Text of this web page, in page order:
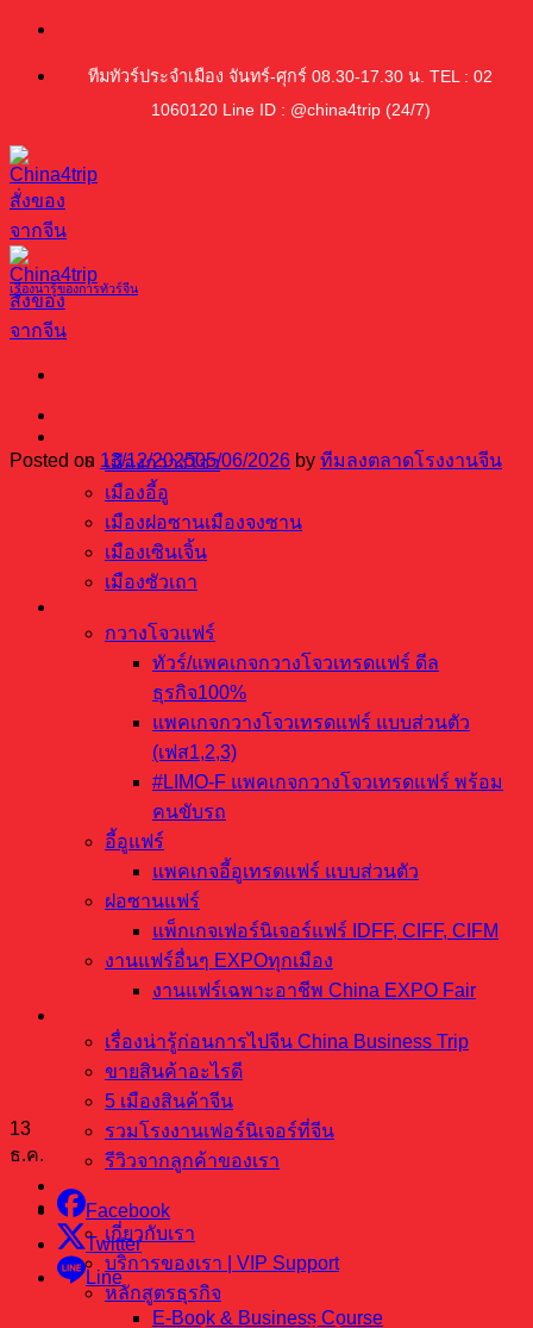
ข้าม
ทีมทัวร์ประจำเมือง จันทร์-ศุกร์ 08.30-17.30 น. TEL : 02
1060120 Line ID : @china4trip (24/7)
เมืองกวางโจว
เมืองอี้อู
เมืองฝอซานเมืองจงซาน
เมืองเซินเจิ้น
เมืองซัวเถา
กวางโจวแฟร์
ทัวร์/แพคเกจกวางโจวเทรดแฟร์ ดีล
ธุรกิจ100%
แพคเกจกวางโจวเทรดแฟร์ แบบส่วนตัว
(เฟส1,2,3)
#LIMO-F แพคเกจกวางโจวเทรดแฟร์ พร้อม
คนขับรถ
อี้อูแฟร์
แพคเกจอี้อูเทรดแฟร์ แบบส่วนตัว
ฝอซานแฟร์
แพ็กเกจเฟอร์นิเจอร์แฟร์ IDFF, CIFF, CIFM
งานแฟร์อื่นๆ EXPOทุกเมือง
งานแฟร์เฉพาะอาชีพ China EXPO Fair
เรื่องน่ารู้ก่อนการไปจีน China Business Trip
ขายสินค้าอะไรดี
5 เมืองสินค้าจีน
รวมโรงงานเฟอร์นิเจอร์ที่จีน
รีวิวจากลูกค้าของเรา
บริการจัดกรุ๊ปทัวร์ดูงาน
ติดต่อเรา
เกี่ยวกับเรา
บริการของเรา | VIP Support
หลักสูตรธุรกิจ
E-Book & Business Course
เรื่องน่ารู้ของการทัวร์จีน
Posted on 13/12/202505/06/2026 by ทีมลงตลาดโรงงานจีน
13
ธ.ค.
Facebook
Twitter
Line